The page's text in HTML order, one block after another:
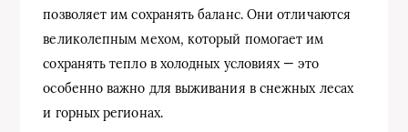
позволяет им сохранять баланс. Они отличаются
великолепным мехом, который помогает им
сохранять тепло в холодных условиях — это
особенно важно для выживания в снежных лесах
и горных регионах.